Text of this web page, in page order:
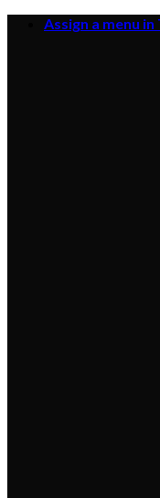
Assign a menu